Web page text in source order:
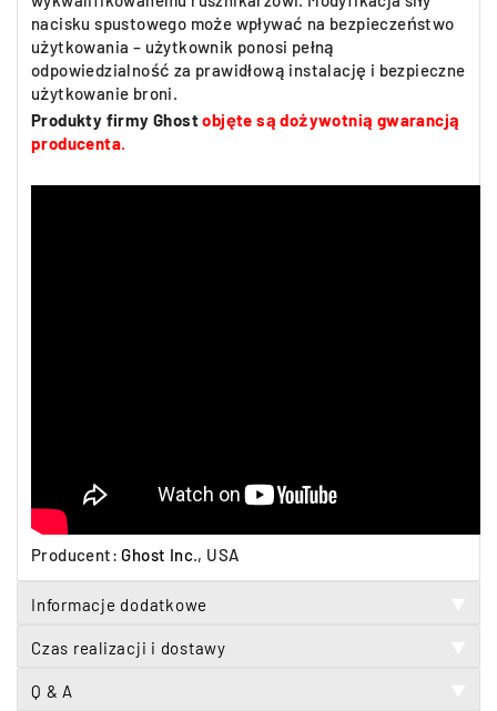
nacisku spustowego może wpływać na bezpieczeństwo
użytkowania – użytkownik ponosi pełną
odpowiedzialność za prawidłową instalację i bezpieczne
użytkowanie broni.
Produkty firmy Ghostobjęte są dożywotnią gwarancją
producenta.
Producent: Ghost Inc., USA
Informacje dodatkowe
Czas realizacji i dostawy
Q & A